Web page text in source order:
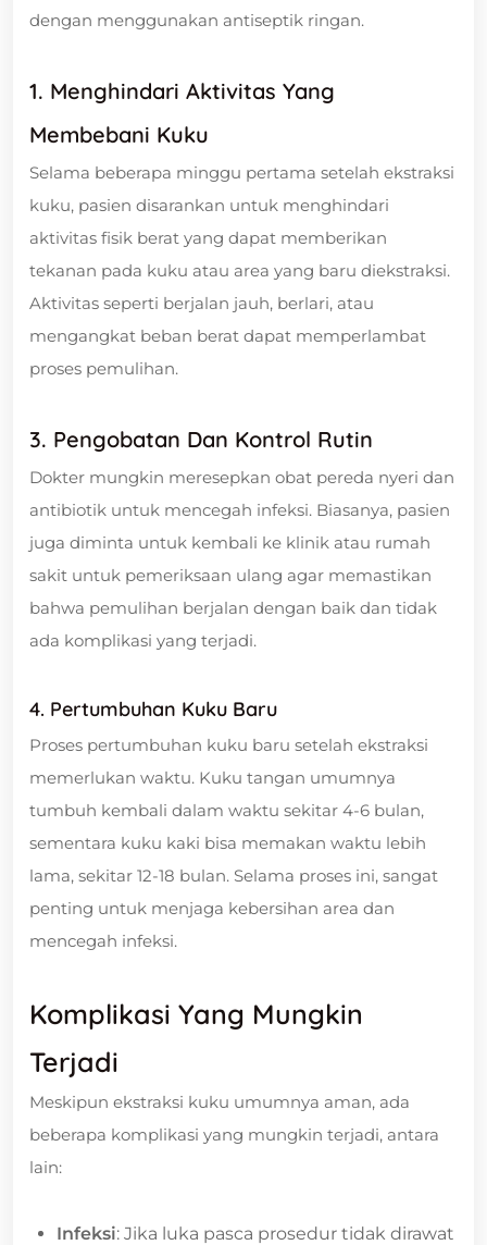
dengan menggunakan antiseptik ringan.
1. Menghindari Aktivitas Yang
Membebani Kuku
Selama beberapa minggu pertama setelah ekstraksi
kuku, pasien disarankan untuk menghindari
aktivitas fisik berat yang dapat memberikan
tekanan pada kuku atau area yang baru diekstraksi.
Aktivitas seperti berjalan jauh, berlari, atau
mengangkat beban berat dapat memperlambat
proses pemulihan.
3. Pengobatan Dan Kontrol Rutin
Dokter mungkin meresepkan obat pereda nyeri dan
antibiotik untuk mencegah infeksi. Biasanya, pasien
juga diminta untuk kembali ke klinik atau rumah
sakit untuk pemeriksaan ulang agar memastikan
bahwa pemulihan berjalan dengan baik dan tidak
ada komplikasi yang terjadi.
4. Pertumbuhan Kuku Baru
Proses pertumbuhan kuku baru setelah ekstraksi
memerlukan waktu. Kuku tangan umumnya
tumbuh kembali dalam waktu sekitar 4-6 bulan,
sementara kuku kaki bisa memakan waktu lebih
lama, sekitar 12-18 bulan. Selama proses ini, sangat
penting untuk menjaga kebersihan area dan
mencegah infeksi.
Komplikasi Yang Mungkin
Terjadi
Meskipun ekstraksi kuku umumnya aman, ada
beberapa komplikasi yang mungkin terjadi, antara
lain:
Infeksi: Jika luka pasca prosedur tidak dirawat